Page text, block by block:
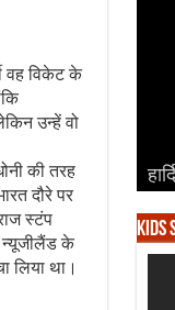
वह विकेट के
उन्हें वो
की तरह
दौरे पर
स्टंप
न्यूजीलैंड के
लिया था।
Kids